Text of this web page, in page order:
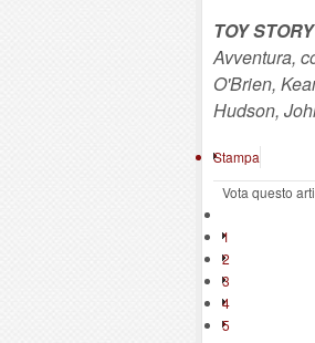
TOY
Avventura,
O'Brien,
Hudson,
Stampa
Vota questo
1
2
3
4
5